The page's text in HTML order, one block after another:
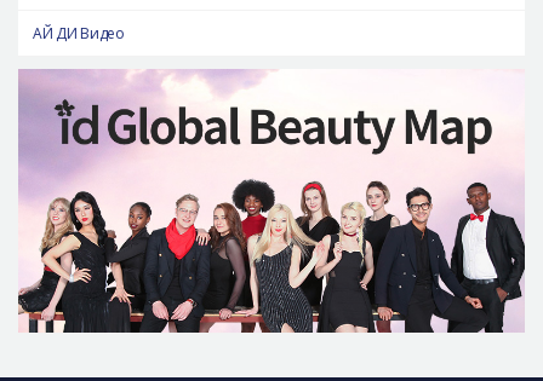
АЙ ДИ Видео